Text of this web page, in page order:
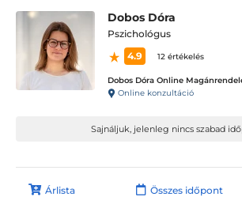
Dobos Dóra
Pszichológus
4.9
12 értékelés
Dobos Dóra Online
Online konzultáció
Sajnáljuk, jelenleg nincs szabad
Árlista Összes időpont